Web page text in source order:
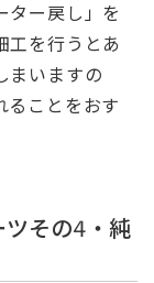
ター戻し」を
工を行うとあ
まいますの
ることをおす
ツその4・純